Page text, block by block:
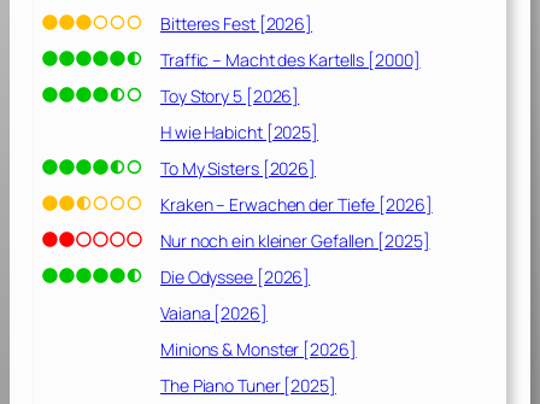
Bitteres Fest [2026]
Traffic – Macht des Kartells [2000]
Toy Story 5 [2026]
H wie Habicht [2025]
To My Sisters [2026]
Kraken – Erwachen der Tiefe [2026]
Nur noch ein kleiner Gefallen [2025]
Die Odyssee [2026]
Vaiana [2026]
Minions & Monster [2026]
The Piano Tuner [2025]